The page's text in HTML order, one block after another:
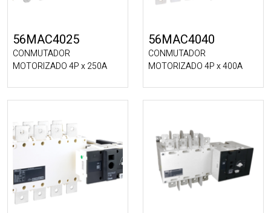
56MAC4025
CONMUTADOR
MOTORIZADO 4P x 250A
56MAC4040
CONMUTADOR
MOTORIZADO 4P x 400A